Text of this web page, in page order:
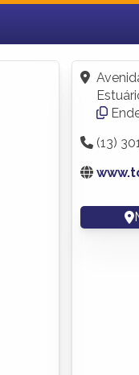
Fazer
Criar
(13)